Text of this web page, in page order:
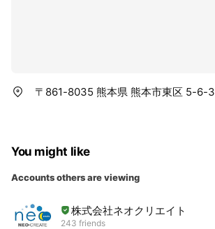
〒861-8035 熊本県 熊本市東区 5-6-
You might like
Accounts others are viewing
株式会社ネオクリエイト
243 friends